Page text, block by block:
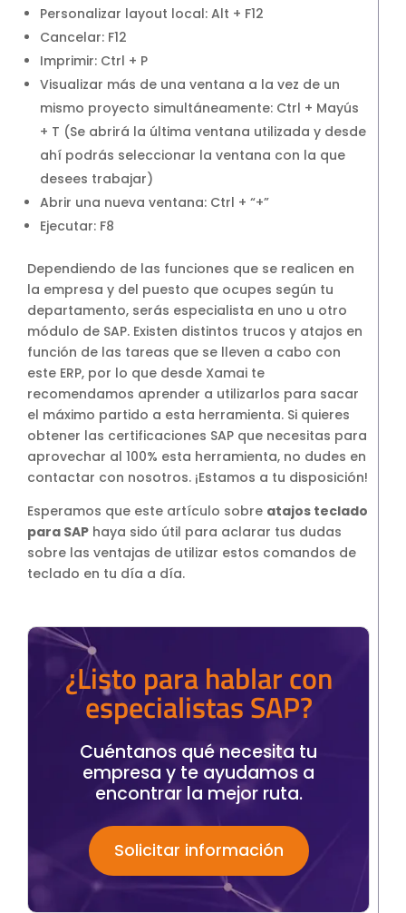
Personalizar layout local: Alt + F12
Cancelar: F12
Imprimir: Ctrl + P
Visualizar más de una ventana a la vez de un
mismo proyecto simultáneamente: Ctrl + Mayús
+ T (Se abrirá la última ventana utilizada y desde
ahí podrás seleccionar la ventana con la que
desees trabajar)
Abrir una nueva ventana: Ctrl + “+”
Ejecutar: F8
Dependiendo de las funciones que se realicen en
la empresa y del puesto que ocupes según tu
departamento, serás especialista en uno u otro
módulo de SAP. Existen distintos trucos y atajos en
función de las tareas que se lleven a cabo con
este ERP, por lo que desde Xamai te
recomendamos aprender a utilizarlos para sacar
el máximo partido a esta herramienta. Si quieres
obtener las certificaciones SAP que necesitas para
aprovechar al 100% esta herramienta, no dudes en
contactar con nosotros. ¡Estamos a tu disposición!
Esperamos que este artículo sobre atajos teclado
para SAP haya sido útil para aclarar tus dudas
sobre las ventajas de utilizar estos comandos de
teclado en tu día a día.
¿Listo para hablar con
especialistas SAP?
Cuéntanos qué necesita tu
empresa y te ayudamos a
encontrar la mejor ruta.
Solicitar información